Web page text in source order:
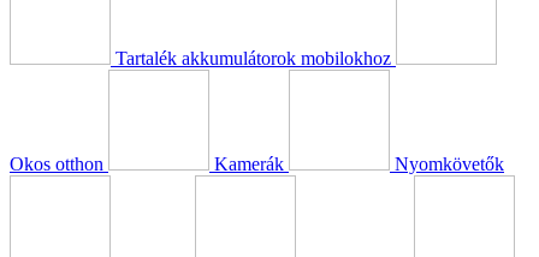
Tartalék akkumulátorok mobilokhoz
Okos otthon Kamerák Nyomkövetők